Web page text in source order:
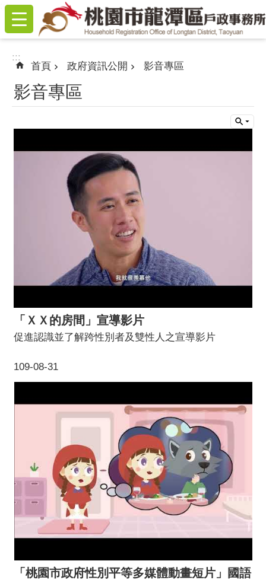
跳到主要內容區塊
:::
:::
首頁 政府資訊公開 影音專區
影音專區
「ＸＸ的房間」宣導影片
109-08-31
促進認識並了解跨性別者及雙性人之宣導影片
「桃園市政府性別平等多媒體動畫短片」國語